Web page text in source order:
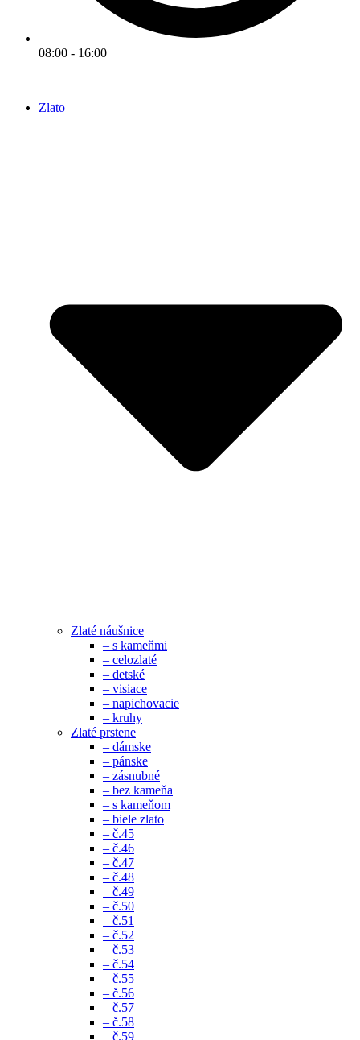
08:00 - 16:00
Zlato
Zlaté náušnice
– s kameňmi
– celozlaté
– detské
– visiace
– napichovacie
– kruhy
Zlaté prstene
– dámske
– pánske
– zásnubné
– bez kameňa
– s kameňom
– biele zlato
– č.45
– č.46
– č.47
– č.48
– č.49
– č.50
– č.51
– č.52
– č.53
– č.54
– č.55
– č.56
– č.57
– č.58
– č.59